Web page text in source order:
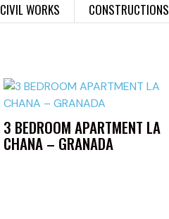
CIVIL WORKS CONSTRUCTIONS
3 BEDROOM APARTMENT LA
CHANA – GRANADA